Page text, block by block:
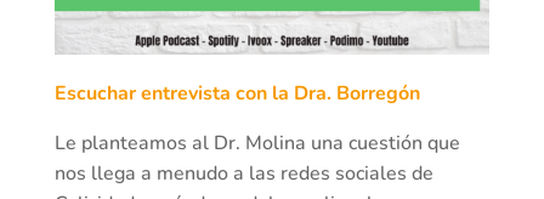
Escuchar entrevista con la Dra. Borregón
Le planteamos al Dr. Molina una cuestión que
nos llega a menudo a las redes sociales de